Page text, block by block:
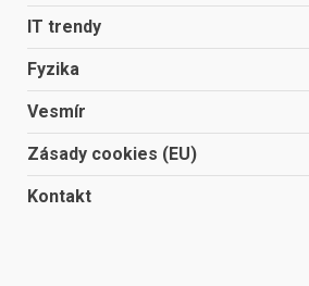
IT trendy
Fyzika
Vesmír
Zásady cookies (EU)
Kontakt